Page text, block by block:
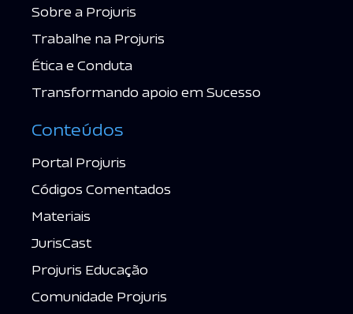
Sobre a Projuris
Trabalhe na Projuris
Ética e Conduta
Transformando apoio em Sucesso
Conteúdos
Portal Projuris
Códigos Comentados
Materiais
JurisCast
Projuris Educação
Comunidade Projuris